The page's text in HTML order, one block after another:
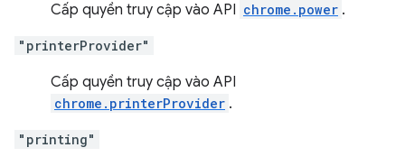
Cấp quyền truy cập vào API chrome.power .
"printerProvider"
Cấp quyền truy cập vào API
chrome.printerProvider .
"printing"